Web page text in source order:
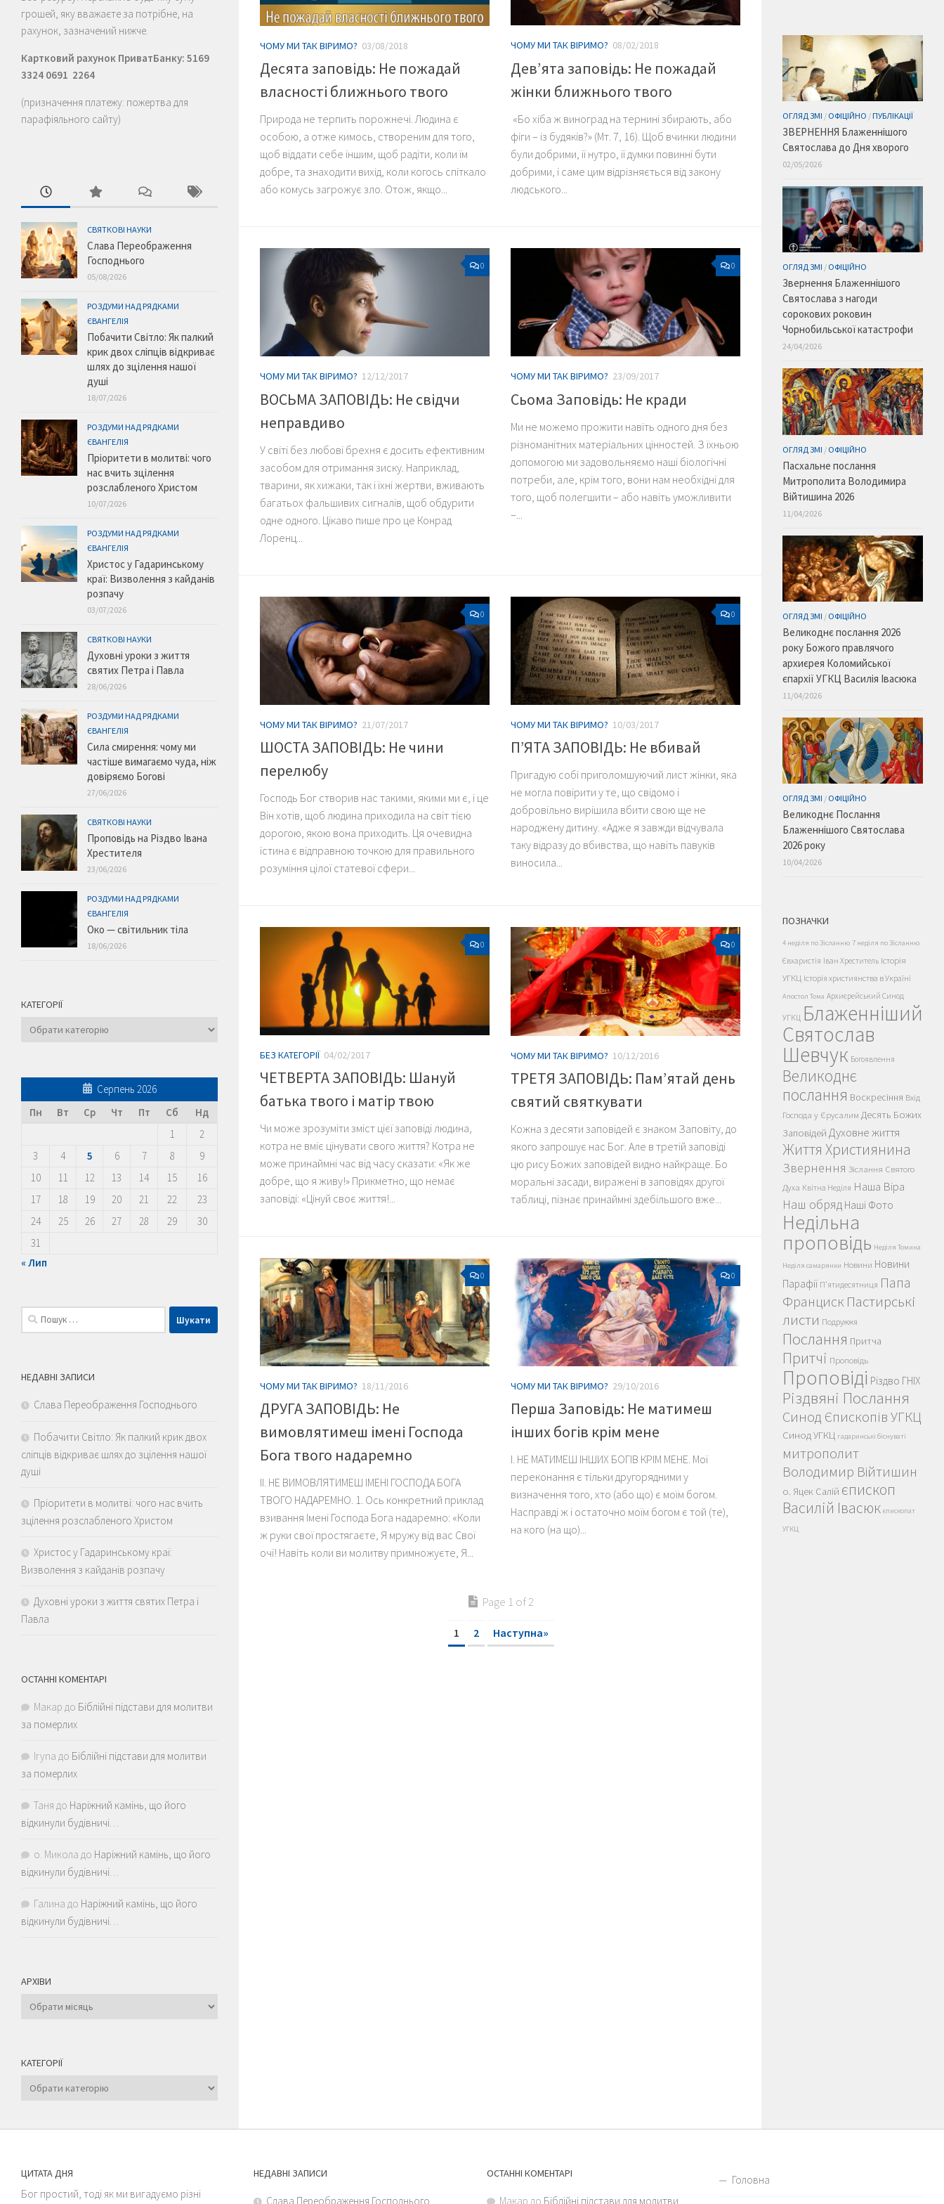
ЧОМУ МИ ТАК ВІРИМО? 03/08/2018
Десята заповідь: Не пожадай
власності ближнього твого
Природа не терпить порожнечі. Людина є
особою, а отже кимось, створеним для того,
щоб віддати себе іншим, щоб радіти, коли їм
добре, та знаходити вихід, коли когось спіткало
або комусь загрожує зло. Отож, якщо...
ЧОМУ МИ ТАК ВІРИМО? 08/02/2018
Дев’ята заповідь: Не пожадай
жінки ближнього твого
«Бо хіба ж виноград на тернині збирають, або
фіги – із будяків?» (Мт. 7, 16). Щоб вчинки людини
були добрими, її нутро, її думки повинні бути
добрими, і саме цим відрізняється від закону
людського...
0
ЧОМУ МИ ТАК ВІРИМО? 12/12/2017
ВОСЬМА ЗАПОВІДЬ: Не свідчи
неправдиво
У світі без любові брехня є досить ефективним
засобом для отримання зиску. Наприклад,
тварини, як хижаки, так і їхні жертви, вживають
багатьох фальшивих сигналів, щоб обдурити
одне одного. Цікаво пише про це Конрад
Лоренц...
0
ЧОМУ МИ ТАК ВІРИМО? 23/09/2017
Сьома Заповідь: Не кради
Ми не можемо прожити навіть одного дня без
різноманітних матеріальних цінностей. З їхньою
допомогою ми задовольняємо наші біологічні
потреби, але, крім того, вони нам необхідні для
того, щоб полегшити – або навіть уможливити
–...
0
ЧОМУ МИ ТАК ВІРИМО? 21/07/2017
ШОСТА ЗАПОВІДЬ: Не чини
перелюбу
Господь Бог створив нас такими, якими ми є, і це
Він хотів, щоб людина приходила на світ тією
дорогою, якою вона приходить. Ця очевидна
істина є відправною точкою для правильного
розуміння цілої статевої сфери...
0
ЧОМУ МИ ТАК ВІРИМО? 10/03/2017
П’ЯТА ЗАПОВІДЬ: Не вбивай
Пригадую собі приголомшуючий лист жінки, яка
не могла повірити у те, що свідомо і
добровільно вирішила вбити свою ще не
народжену дитину. «Адже я завжди відчувала
таку відразу до вбивства, що навіть павуків
виносила...
0
БЕЗ КАТЕГОРІЇ 04/02/2017
ЧЕТВЕРТА ЗАПОВІДЬ: Шануй
батька твого і матір твою
Чи може зрозуміти зміст цієї заповіді людина,
котра не вміє цінувати свого життя? Котра не
може принаймні час від часу сказати: «Як же
добре, що я живу!» Прикметно, що немає
заповіді: «Цінуй своє життя!...
0
ЧОМУ МИ ТАК ВІРИМО? 10/12/2016
ТРЕТЯ ЗАПОВІДЬ: Пам’ятай день
святий святкувати
Кожна з десяти заповідей є знаком Заповіту, до
якого запрошує нас Бог. Але в третій заповіді
цю рису Божих заповідей видно найкраще. Бо
моральні засади, виражені в заповідях другої
таблиці, пізнає принаймні здебільшого вже...
0
ЧОМУ МИ ТАК ВІРИМО? 18/11/2016
ДРУГА ЗАПОВІДЬ: Не
вимовлятимеш імені Господа
Бога твого надаремно
ІІ. НЕ ВИМОВЛЯТИМЕШ ІМЕНІ ГОСПОДА БОГА
ТВОГО НАДАРЕМНО. 1. Ось конкретний приклад
взивання Імені Господа Бога надаремно: «Коли
ж руки свої простягаєте, Я мружу від вас Свої
очі! Навіть коли ви молитву примножуєте, Я...
0
ЧОМУ МИ ТАК ВІРИМО? 29/10/2016
Перша Заповідь: Не матимеш
інших богів крім мене
І. НЕ МАТИМЕШ ІНШИХ БОГІВ КРІМ МЕНЕ. Мої
переконання є тільки другорядними у
визначення того, хто (або що) є моїм богом.
Насправді ж і остаточно моїм богом є той (те),
на кого (на що)...
Page 1 of 2
1 2 Наступна»
грошей, яку вважаєте за потрібне, на
рахунок, зазначений нижче.
Картковий рахунок ПриватБанку: 5169
3324 0691 2264
(призначення платежу: пожертва для
парафіяльного сайту)
СВЯТКОВІ НАУКИ
Слава Переображення
Господнього
05/08/2026
РОЗДУМИ НАД РЯДКАМИ
ЄВАНГЕЛІЯ
Побачити Світло: Як палкий
крик двох сліпців відкриває
шлях до зцілення нашої
душі
18/07/2026
РОЗДУМИ НАД РЯДКАМИ
ЄВАНГЕЛІЯ
Пріоритети в молитві: чого
нас вчить зцілення
розслабленого Христом
10/07/2026
РОЗДУМИ НАД РЯДКАМИ
ЄВАНГЕЛІЯ
Христос у Гадаринському
краї: Визволення з кайданів
розпачу
03/07/2026
СВЯТКОВІ НАУКИ
Духовні уроки з життя
святих Петра і Павла
28/06/2026
РОЗДУМИ НАД РЯДКАМИ
ЄВАНГЕЛІЯ
Сила смирення: чому ми
частіше вимагаємо чуда, ніж
довіряємо Богові
27/06/2026
СВЯТКОВІ НАУКИ
Проповідь на Різдво Івана
Хрестителя
23/06/2026
РОЗДУМИ НАД РЯДКАМИ
ЄВАНГЕЛІЯ
Око — світильник тіла
18/06/2026
КАТЕГОРІЇ
Категорії
Серпень 2026
Пн
Вт Ср Чт Пт Сб
Нд
1
2
3
4 5 6 7 8
9
10
11 12 13 14 15
16
17
18 19 20 21 22
23
24
25 26 27 28 29
30
31
« Лип
Пошук:
НЕДАВНІ ЗАПИСИ
Слава Переображення Господнього
Побачити Світло: Як палкий крик двох
сліпців відкриває шлях до зцілення нашої
душі
Пріоритети в молитві: чого нас вчить
зцілення розслабленого Христом
Христос у Гадаринському краї:
Визволення з кайданів розпачу
Духовні уроки з життя святих Петра і
Павла
ОСТАННІ КОМЕНТАРІ
Макар до Біблійні підстави для молитви
за померлих
Iryna до Біблійні підстави для молитви
за померлих
Таня до Наріжний камінь, що його
відкинули будівничі…
о. Микола до Наріжний камінь, що його
відкинули будівничі…
Галина до Наріжний камінь, що його
відкинули будівничі…
АРХІВИ
Архіви
КАТЕГОРІЇ
Категорії
ОГЛЯД ЗМІ / ОФІЦІЙНО /ПУБЛІКАЦІЇ
ЗВЕРНЕННЯ Блаженнішого
Святослава до Дня хворого
02/05/2026
ОГЛЯД ЗМІ / ОФІЦІЙНО
Звернення Блаженнішого
Святослава з нагоди
сорокових роковин
Чорнобильської катастрофи
24/04/2026
ОГЛЯД ЗМІ / ОФІЦІЙНО
Пасхальне послання
Митрополита Володимира
Війтишина 2026
11/04/2026
ОГЛЯД ЗМІ / ОФІЦІЙНО
Великоднє послання 2026
року Божого правлячого
архиєрея Коломийської
єпархії УГКЦ Василія Івасюка
11/04/2026
ОГЛЯД ЗМІ / ОФІЦІЙНО
Великоднє Послання
Блаженнішого Святослава
2026 року
10/04/2026
ПОЗНАЧКИ
4 неділя по Зісланню 7 неділя по Зісланню
Євхаристія Іван Хреститель Історія
УГКЦ Історія християнства в Україні
Апостол Тома Архиєрейський Синод
УГКЦ Блаженніший
Святослав
Шевчук Богоявлення
Великоднє
послання Воскресіння Вхід
Господа у Єрусалим Десять Божих
Заповідей Духовне життя
Життя Християнина
Звернення Зіслання Святого
Духа Квітна Неділя Наша Віра
Наш обряд Наші Фото
Недільна
проповідь Неділя Томина
Неділя самарянки Новини Новини
Парафії П'ятидесятниця Папа
Франциск Пастирські
листи Подружжя
Послання Притча
Притчі Проповідь
Проповіді Різдво ГНІХ
Різдвяні Послання
Синод Єпископів УГКЦ
Синод УГКЦ гадаринські біснуваті
митрополит
Володимир Війтишин
о. Яцек Салій єпископ
Василій Івасюк єпископат
УГКЦ
ЦИТАТА ДНЯ
Бог простий, тоді як ми вигадуємо різні
НЕДАВНІ ЗАПИСИ
Слава Переображення Господнього
ОСТАННІ КОМЕНТАРІ
Макар до Біблійні підстави для молитви
Головна